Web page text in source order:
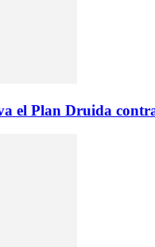
el Plan Druida